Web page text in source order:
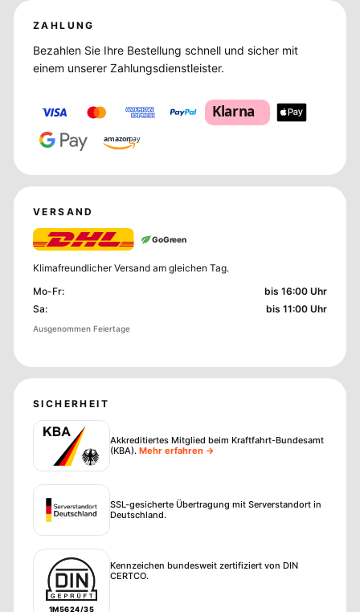
ZAHLUNG
Bezahlen Sie Ihre Bestellung schnell und sicher mit
einem unserer Zahlungsdienstleister.
Klarna
amazonpay
VERSAND
GoGreen
Klimafreundlicher Versand am gleichen Tag.
Mo-Fr:
bis 16:00 Uhr
Sa: bis 11:00 Uhr
Ausgenommen Feiertage
SICHERHEIT
Akkreditiertes Mitglied beim Kraftfahrt-Bundesamt
(KBA). Mehr erfahren →
SSL-gesicherte Übertragung mit Serverstandort in
Deutschland.
1M5624/35
Kennzeichen bundesweit zertifiziert von DIN
CERTCO.